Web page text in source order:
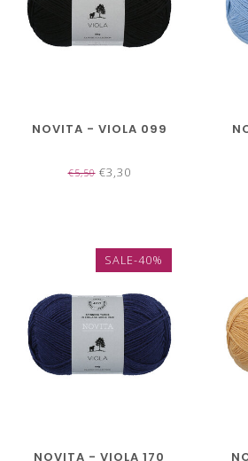
NOVITA - VIOLA 099
€5,50€3,30
SALE-40%
NOVITA - VIOLA 170